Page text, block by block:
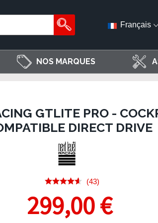
Français
NOS MARQUES
GTLITE PRO -
DIRECT DRIVE
(43)
299,00 €